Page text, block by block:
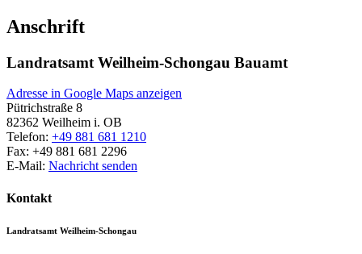
Anschrift
Landratsamt Weilheim-Schongau Bauamt
Adresse in Google Maps anzeigen
Pütrichstraße 8
82362 Weilheim i. OB
Telefon: +49 881 681 1210
Fax: +49 881 681 2296
E-Mail: Nachricht senden
Kontakt
Landratsamt Weilheim-Schongau